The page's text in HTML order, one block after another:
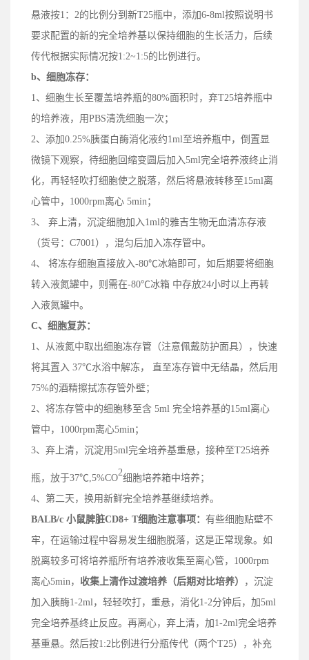
悬液按1：2的比例分到新T25瓶中，添加6-8ml按照说明书
要求配置的新的完全培养基以保持细胞的生长活力，后续
传代根据实际情况按1:2~1:5的比例进行。
b、 细胞冻存：
1、细胞生长至覆盖培养瓶的80%面积时，弃T25培养瓶中
的培养液，用PBS清洗细胞一次；
2、添加0.25%胰蛋白酶消化液约1ml至培养瓶中，倒置显
微镜下观察，待细胞回缩变圆后加入5ml完全培养液终止消
化，再轻轻吹打细胞使之脱落，然后将悬液转移至15ml离
心管中，1000rpm离心 5min；
3、 弃上清，沉淀细胞加入1ml的雅吉生物无血清冻存液
（货号： C7001），混匀后加入冻存管中。
4、 将冻存细胞直接放入-80℃冰箱即可，如后期要将细胞
转入液氮罐中， 则 需在-80℃冰箱 中存放24小时以上再转
入液氮罐中。
C、 细胞复苏：
1、
从液氮中取出细胞冻存管（注意佩戴 防护面具），快速
将其置入 37℃水浴中解冻， 直至冻存管中无结晶，然后用
75%的酒精擦拭冻存管外壁；
2、 将冻存管中的细胞移至含 5ml 完全培养基的15ml离心
管中，1000rpm离心5min；
3、 弃上清，沉淀用5ml完全培养基重悬，接种至T25培养
瓶， 放于37℃,5%CO
2
细胞培养箱中培养；
4、 第二天，换用新鲜完全培养基继续培养。
BALB/c 小鼠脾脏CD8+ T细胞注意事项： 有些细胞贴壁不
牢，在运输过程中容易发生细胞脱落，这是正常现象。如
脱离较多可将培养瓶所有培养液收集至离心管，1000rpm
离心5min， 收集上清作过渡培养 （后期对比培养）
，沉淀
加入胰酶1-2ml，轻轻吹打，重悬，消化1-2分钟后，加5ml
完全培养基终止反应。再离心，弃上清，加1-2ml完全培养
基重悬。然后按1:2比例进行分瓶传代（两个T25），补充